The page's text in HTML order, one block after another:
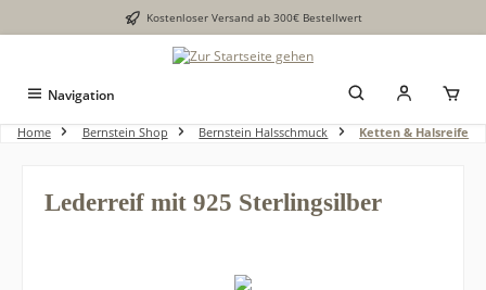
Kostenloser Versand ab 300€ Bestellwert
Navigation
Home Bernstein Shop Bernstein Halsschmuck Ketten & Halsreife
Lederreif mit 925 Sterlingsilber